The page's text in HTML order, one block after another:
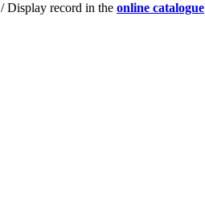
/ Display record in the online catalogue